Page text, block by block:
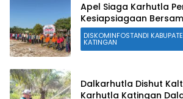
Apel Siaga Karhutla
Kesiapsiagaan
DISKOMINFOSTANDI
KATINGAN
Dalkarhutla Dishut
Karhutla Katingan